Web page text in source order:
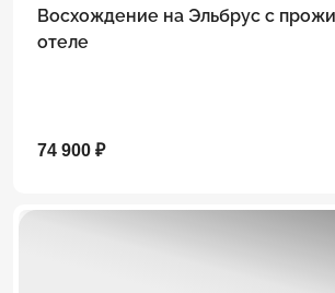
Восхождение на Эльбрус с
отеле
74 900 ₽